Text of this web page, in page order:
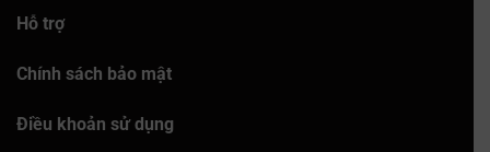
Hỗ trợ
Chính sách bảo mật
Điều khoản sử dụng